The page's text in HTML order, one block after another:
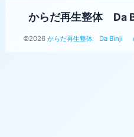
からだ再生整体 Da
©2026 からだ再生整体 Da Binji （